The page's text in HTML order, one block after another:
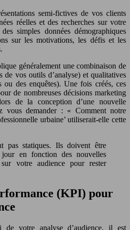
semi-fictives de vos clients
réelles et des recherches sur votre
simples données démographiques
sur les motivations, les défis et les
généralement une combinaison de
de vos outils d’analyse) et qualitatives
ou des enquêtes). Une fois créés, ces
de nombreuses décisions marketing
de la conception d’une nouvelle
vous demander : « Comment notre
urbaine’ utiliserait-elle cette
en fonction des nouvelles
votre audience pour rester
(KPI) pour
de votre analyse d’audience, il est